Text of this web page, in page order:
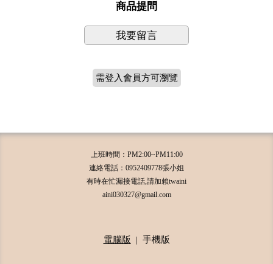
商品提問
我要留言
需登入會員方可瀏覽
上班時間：PM2:00~PM11:00
連絡電話：0952409778張小姐
有時在忙漏接電話,請加賴twaini
aini030327@gmail.com
電腦版 | 手機版